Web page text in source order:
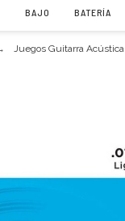
BAJO BATERÍA
Juegos Guitarra Acústica